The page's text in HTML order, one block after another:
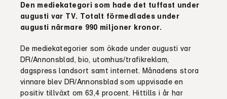
Den mediekategori som hade det tuffast under
augusti var TV. Totalt förmedlades under
augusti närmare 990 miljoner kronor.
De mediekategorier som ökade under augusti var
DR/Annonsblad, bio, utomhus/trafikreklam,
dagspress landsort samt internet. Månadens stora
vinnare blev DR/Annonsblad som uppvisade en
positiv tillväxt om 63,4 procent. Hittills i år har